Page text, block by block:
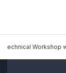
Technical Workshop